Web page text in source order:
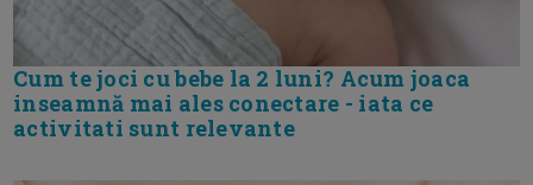
Cum te joci cu bebe la 2 luni? Acum joaca
inseamnă mai ales conectare - iata ce
activitati sunt relevante